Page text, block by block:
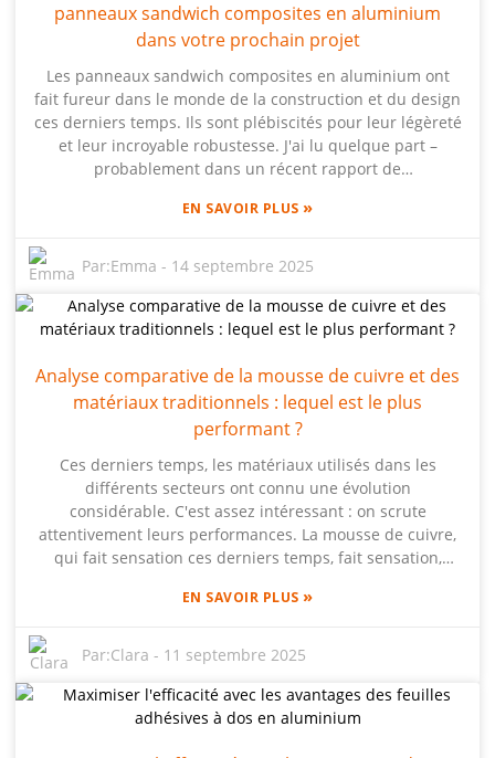
l'utilisation de ce matériau innovant dans les applications
numériques, il apparaît clairement que la mousse
d'aluminium à cellules ouvertes établit de nouvelles
normes en matière d'ingénierie intelligente et ouvre la
voie à de nombreuses possibilités dans divers domaines.
panneaux sandwich composites en aluminium
dans votre prochain projet
Les panneaux sandwich composites en aluminium ont
fait fureur dans le monde de la construction et du design
ces derniers temps. Ils sont plébiscités pour leur légèreté
et leur incroyable robustesse. J'ai lu quelque part –
probablement dans un récent rapport de
pourrait atteindre environ 8,34 milliards de dollars d'ici
demande de matériaux de construction légers, offrant
une excellente isolation thermique et un bel aspect. Chez
Beihai Composite Materials Co., Ltd., nous sommes
passionnés par les panneaux en mousse d'aluminium.
innovante en matière de mousse d'aluminium, que nous
utilisons pour apporter des solutions innovantes à tous
types de projets. Forts de notre expérience, nous sommes
là pour vous aider à tirer le meilleur parti des panneaux
sandwich composites en aluminium. Notre objectif ? Vous
aider à créer des projets qui non seulement répondent
aux normes de l'industrie, mais repoussent également les
limites du design et de la fonctionnalité.
EN SAVOIR PLUS »
Par:Emma - 14 septembre 2025
Analyse comparative de la mousse de cuivre et des
matériaux traditionnels : lequel est le plus
performant ?
Ces derniers temps, les matériaux utilisés dans les
différents secteurs ont connu une évolution
considérable. C'est assez intéressant : on scrute
attentivement leurs performances. La mousse de cuivre,
qui fait sensation ces derniers temps, fait sensation,
traditionnelles comme l'aluminium. Dans cet article, je
cuivre et les matériaux habituels, en examinant des
aspects comme sa conductivité thermique, sa légèreté et
sa polyvalence dans différentes applications. Nous
recevrons également Beihai Composite Materials Co., Ltd.,
EN SAVOIR PLUS »
Par:Clara - 11 septembre 2025